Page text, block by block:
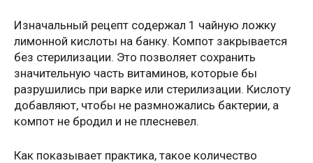
Изначальный рецепт содержал 1 чайную ложку
лимонной кислоты на банку. Компот закрывается
без стерилизации. Это позволяет сохранить
значительную часть витаминов, которые бы
разрушились при варке или стерилизации. Кислоту
добавляют, чтобы не размножались бактерии, а
компот не бродил и не плесневел.
Как показывает практика, такое количество